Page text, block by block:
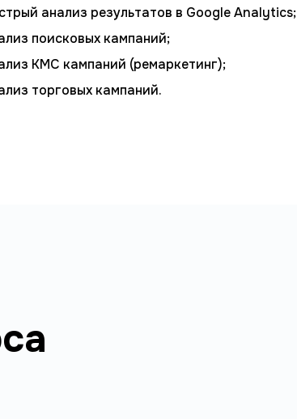
анализ результатов в Google Analytics;
поисковых кампаний;
КМС кампаний (ремаркетинг);
торговых кампаний.